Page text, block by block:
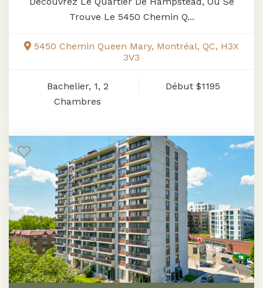
5450 Chemin Queen Mary, Montréal, QC, H3X
3V3
Trouve Le 5450 Chemin Q...
Bachelier, 1, 2
Chambres
Début $1195